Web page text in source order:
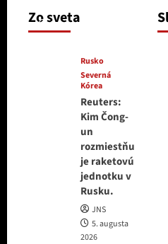
Zo sveta
5. augusta 2026
Rusko
Severná
Kórea
Reuters:
Kim Čong-
un
rozmiestňu
je raketovú
jednotku v
Rusku.
JNS
5. augusta
2026